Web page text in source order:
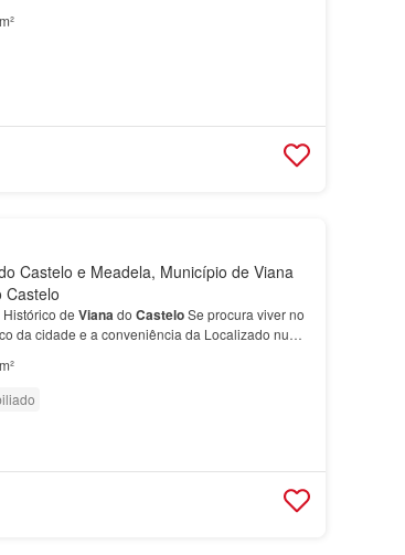
Castelo e Meadela, Município de Viana
Castelo
de Vianado CasteloSe procura viver no
da cidade e a conveniência da Localizado numa